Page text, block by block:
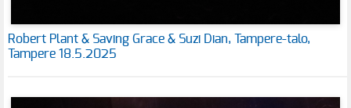
Robert Plant & Saving Grace & Suzi Dian, Tampere-talo,
Tampere 18.5.2025